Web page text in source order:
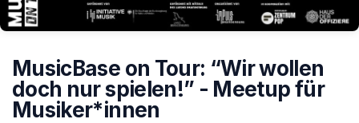
MusicBase on Tour: “Wir wollen
doch nur spielen!” - Meetup für
Musiker*innen